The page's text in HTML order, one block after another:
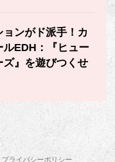
ンがド派手！カ
ルEDH：『ヒュー
ズ』を遊びつくせ
プライバシーポリシー